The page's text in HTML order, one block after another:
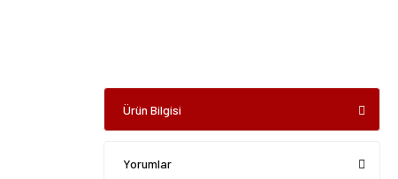
Ürün Bilgisi
Yorumlar